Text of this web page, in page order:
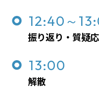
12:40～
振り返り・質疑
13:00
解散